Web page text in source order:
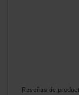
Reseñas de